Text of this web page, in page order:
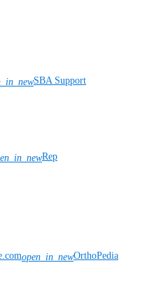
SBA Support
Rep
open_in_newOrthoPedia